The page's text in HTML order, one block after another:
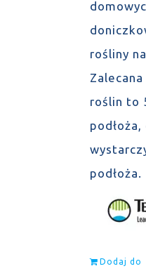
rośliny
roślin to
podłoża.
Dodaj do